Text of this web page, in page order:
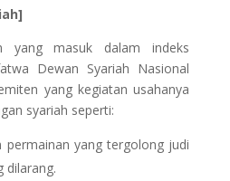
yang masuk dalam indeks
Dewan Syariah Nasional
yang kegiatan usahanya
syariah seperti:
permainan yang tergolong judi
dilarang.